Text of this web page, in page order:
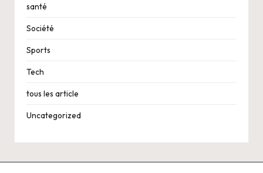
santé
Société
Sports
Tech
tous les article
Uncategorized